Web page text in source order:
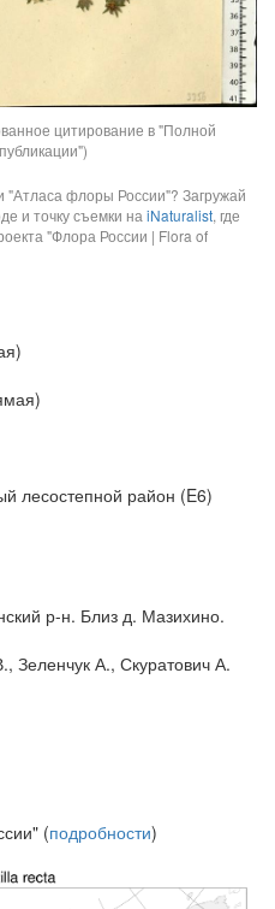
цитирование в "Полной
"Атласа флоры России"? Загружай
и точку съемки на iNaturalist, где
"Флора России | Flora of
лесостепной район (E6)
р-н. Близ д. Мазихино.
Зеленчук А., Скуратович А.
(подробности)